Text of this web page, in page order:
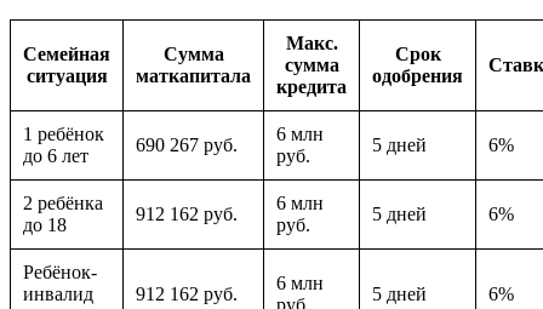
Семейная
ситуация
Сумма
маткапитала
Макс.
сумма
кредита
Срок
одобрения
1 ребёнок
до 6 лет
690 267 руб.
6 млн
руб.
5 дней 6%
2 ребёнка
до 18
912 162 руб.
6 млн
руб.
5 дней 6%
Ребёнок-
инвалид
912 162 руб.
6 млн
руб.
5 дней 6%